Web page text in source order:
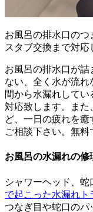
お風呂の排水口の
スタブ交換まで対応
お風呂の排水口が詰
ない、全く水が流れ
間から水漏れして
対応致します。また
ど、一日の疲れを
ご相談下さい。無料
お風呂の水漏れの修
シャワーヘッド、
で起こった水漏れト
つなぎ目や蛇口のパ